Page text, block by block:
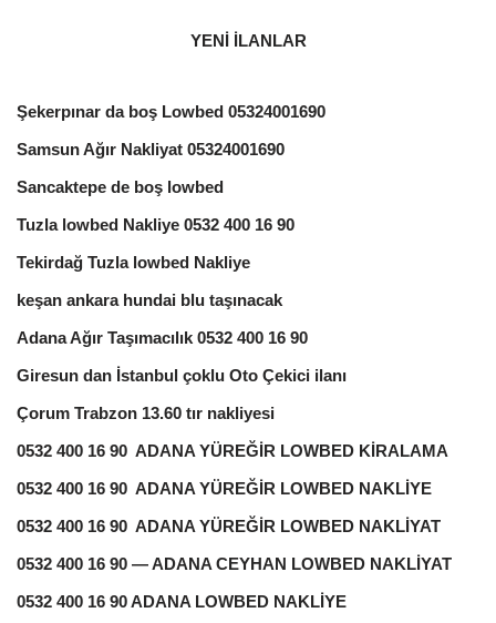
YENİ İLANLAR
Şekerpınar da boş Lowbed 05324001690
Samsun Ağır Nakliyat 05324001690
Sancaktepe de boş lowbed
Tuzla lowbed Nakliye 0532 400 16 90
Tekirdağ Tuzla lowbed Nakliye
keşan ankara hundai blu taşınacak
Adana Ağır Taşımacılık 0532 400 16 90
Giresun dan İstanbul çoklu Oto Çekici ilanı
Çorum Trabzon 13.60 tır nakliyesi
0532 400 16 90 ADANA YÜREĞİR LOWBED KİRALAMA
0532 400 16 90 ADANA YÜREĞİR LOWBED NAKLİYE
0532 400 16 90 ADANA YÜREĞİR LOWBED NAKLİYAT
0532 400 16 90 — ADANA CEYHAN LOWBED NAKLİYAT
0532 400 16 90 ADANA LOWBED NAKLİYE